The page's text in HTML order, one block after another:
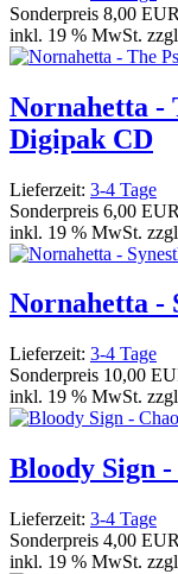
Sonderpreis 8,00 EUR
inkl. 19 % MwSt.
Nornahetta -
Digipak CD
Lieferzeit: 3-4 Tage
Sonderpreis 6,00 EUR
inkl. 19 % MwSt.
Nornahetta -
Lieferzeit: 3-4 Tage
Sonderpreis 10,00
inkl. 19 % MwSt.
Bloody Sign -
Lieferzeit: 3-4 Tage
Sonderpreis 4,00 EUR
inkl. 19 % MwSt.